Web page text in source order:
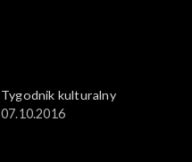
Tygodnik kulturalny
07.10.2016